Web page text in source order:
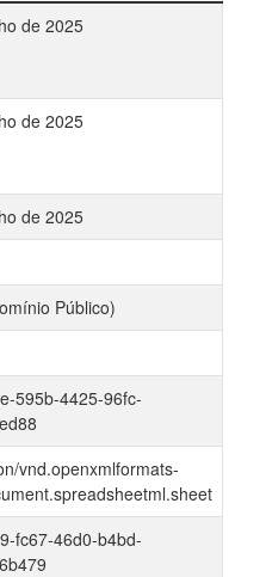
de 2025
de 2025
de 2025
Público)
595b-4425-96fc-
vnd.openxmlformats-
fc67-46d0-b4bd-